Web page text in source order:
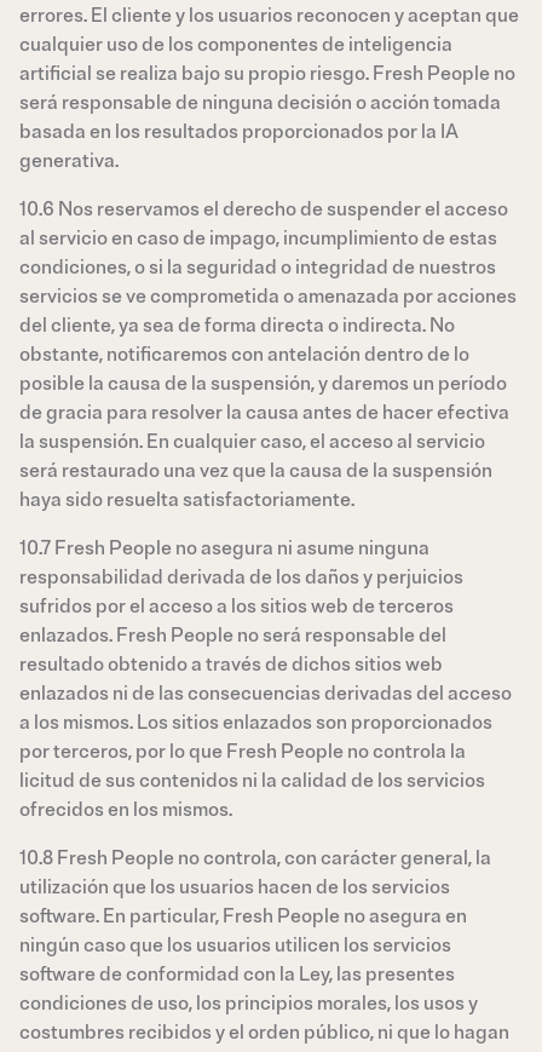
errores. El cliente y los usuarios reconocen y aceptan que
cualquier uso de los componentes de inteligencia
artificial se realiza bajo su propio riesgo. Fresh People no
será responsable de ninguna decisión o acción tomada
basada en los resultados proporcionados por la IA
generativa.
10.6 Nos reservamos el derecho de suspender el acceso
al servicio en caso de impago, incumplimiento de estas
condiciones, o si la seguridad o integridad de nuestros
servicios se ve comprometida o amenazada por acciones
del cliente, ya sea de forma directa o indirecta. No
obstante, notificaremos con antelación dentro de lo
posible la causa de la suspensión, y daremos un período
de gracia para resolver la causa antes de hacer efectiva
la suspensión. En cualquier caso, el acceso al servicio
será restaurado una vez que la causa de la suspensión
haya sido resuelta satisfactoriamente.
10.7 Fresh People no asegura ni asume ninguna
responsabilidad derivada de los daños y perjuicios
sufridos por el acceso a los sitios web de terceros
enlazados. Fresh People no será responsable del
resultado obtenido a través de dichos sitios web
enlazados ni de las consecuencias derivadas del acceso
a los mismos. Los sitios enlazados son proporcionados
por terceros, por lo que Fresh People no controla la
licitud de sus contenidos ni la calidad de los servicios
ofrecidos en los mismos.
10.8 Fresh People no controla, con carácter general, la
utilización que los usuarios hacen de los servicios
software. En particular, Fresh People no asegura en
ningún caso que los usuarios utilicen los servicios
software de conformidad con la Ley, las presentes
condiciones de uso, los principios morales, los usos y
costumbres recibidos y el orden público, ni que lo hagan